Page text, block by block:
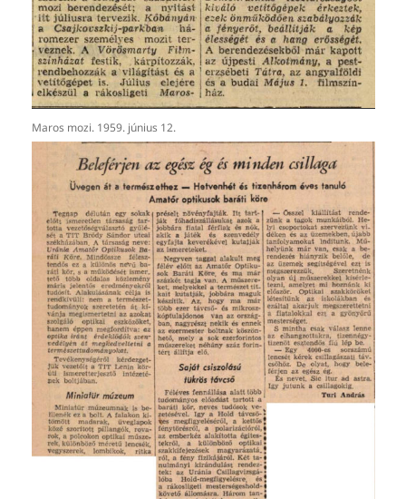
Maros mozi. 1959. június 12.